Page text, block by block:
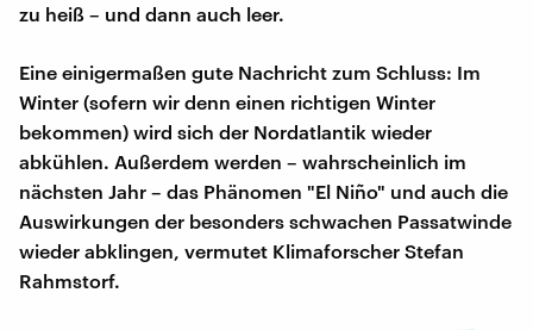
zu heiß – und dann auch leer.
Eine einigermaßen gute Nachricht zum Schluss: Im
Winter (sofern wir denn einen richtigen Winter
bekommen) wird sich der Nordatlantik wieder
abkühlen. Außerdem werden – wahrscheinlich im
nächsten Jahr – das Phänomen "El Niño" und auch die
Auswirkungen der besonders schwachen Passatwinde
wieder abklingen, vermutet Klimaforscher Stefan
Rahmstorf.